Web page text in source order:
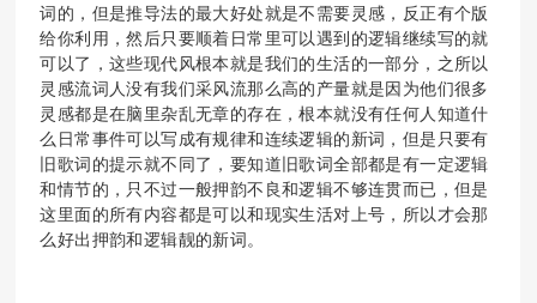
词的，但是推导法的最大好处就是不需要灵感，反正有个版
给你利用，然后只要顺着日常里可以遇到的逻辑继续写的就
可以了，这些现代风根本就是我们的生活的一部分，之所以
灵感流词人没有我们采风流那么高的产量就是因为他们很多
灵感都是在脑里杂乱无章的存在，根本就没有任何人知道什
么日常事件可以写成有规律和连续逻辑的新词，但是只要有
旧歌词的提示就不同了，要知道旧歌词全部都是有一定逻辑
和情节的，只不过一般押韵不良和逻辑不够连贯而已，但是
这里面的所有内容都是可以和现实生活对上号，所以才会那
么好出押韵和逻辑靓的新词。